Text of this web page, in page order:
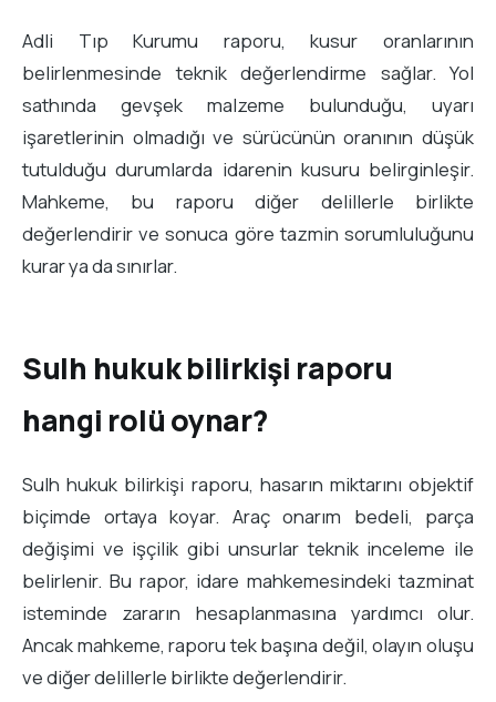
Adli Tıp Kurumu raporu, kusur oranlarının
belirlenmesinde teknik değerlendirme sağlar. Yol
sathında gevşek malzeme bulunduğu, uyarı
işaretlerinin olmadığı ve sürücünün oranının düşük
tutulduğu durumlarda idarenin kusuru belirginleşir.
Mahkeme, bu raporu diğer delillerle birlikte
değerlendirir ve sonuca göre tazmin sorumluluğunu
kurar ya da sınırlar.
Sulh hukuk bilirkişi raporu
hangi rolü oynar?
Sulh hukuk bilirkişi raporu, hasarın miktarını objektif
biçimde ortaya koyar. Araç onarım bedeli, parça
değişimi ve işçilik gibi unsurlar teknik inceleme ile
belirlenir. Bu rapor, idare mahkemesindeki tazminat
isteminde zararın hesaplanmasına yardımcı olur.
Ancak mahkeme, raporu tek başına değil, olayın oluşu
ve diğer delillerle birlikte değerlendirir.